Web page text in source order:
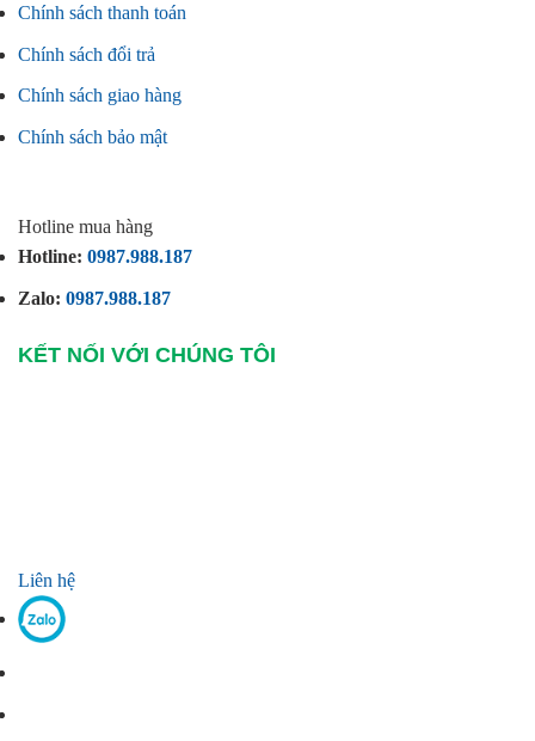
Chính sách thanh toán
Chính sách đổi trả
Chính sách giao hàng
Chính sách bảo mật
Hotline mua hàng
Hotline: 0987.988.187
Zalo: 0987.988.187
KẾT NỐI VỚI CHÚNG TÔI
Liên hệ